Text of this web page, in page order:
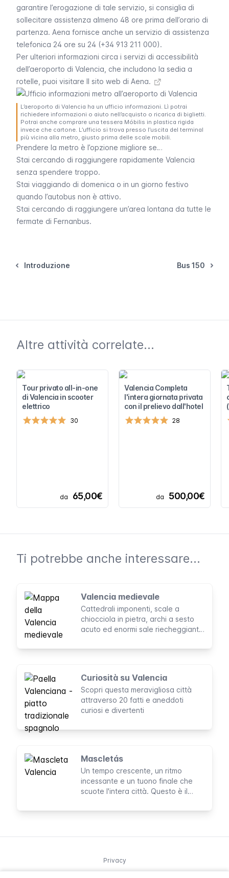
garantire l’erogazione di tale servizio, si consiglia di
sollecitare assistenza almeno 48 ore prima dell’orario di
partenza. Aena fornisce anche un servizio di assistenza
telefonica 24 ore su 24 (+34 913 211 000).
Per ulteriori informazioni circa i servizi di accessibilità
dell’aeroporto di Valencia, che includono la sedia a
rotelle, puoi visitare Il sito web di Aena.
L’aeroporto di Valencia ha un ufficio informazioni. Lì potrai
richiedere informazioni o aiuto nell’acquisto o ricarica di biglietti.
Potrai anche comprare una tessera Móbilis in plastica rigida
invece che cartone. L’ufficio si trova presso l’uscita del terminal
più vicina alla metro, giusto prima delle scale mobili.
Prendere la metro è l’opzione migliore se…
Stai cercando di raggiungere rapidamente Valencia
senza spendere troppo.
Stai viaggiando di domenica o in un giorno festivo
quando l’autobus non è attivo.
Stai cercando di raggiungere un’area lontana da tutte le
fermate di Fernanbus.
Introduzione Bus 150
Altre attività correlate...
Tour privato all-in-one
di Valencia in scooter
elettrico
30
da 65,00€
Valencia Completa
l'intera giornata privata
con il prelievo dall'hotel
28
da 500,00€
Ti potrebbe anche interessare...
Valencia medievale
Cattedrali imponenti, scale a
chiocciola in pietra, archi a sesto
acuto ed enormi sale riecheggianti.
Curiosità su Valencia
Scopri questa meravigliosa città
attraverso 20 fatti e aneddoti
curiosi e divertenti
Mascletás
Un tempo crescente, un ritmo
incessante e un tuono finale che
scuote l'intera città. Questo è il
Privacy